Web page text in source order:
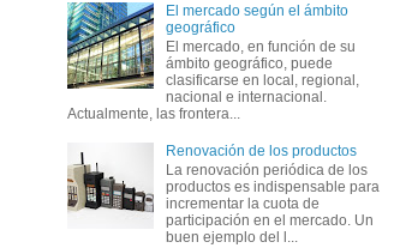
El mercado según el ámbito
geográfico
El mercado, en función de su
ámbito geográfico, puede
clasificarse en local, regional,
nacional e internacional.
Actualmente, las frontera...
Renovación de los productos
La renovación periódica de los
productos es indispensable para
incrementar la cuota de
participación en el mercado. Un
buen ejemplo del l...